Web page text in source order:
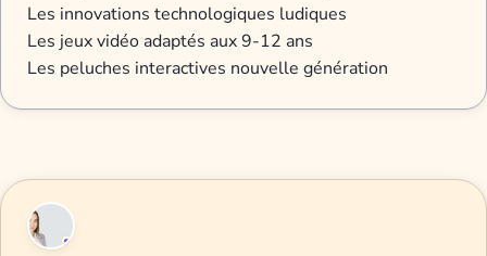
Les innovations technologiques ludiques
Les jeux vidéo adaptés aux 9-12 ans
Les peluches interactives nouvelle génération